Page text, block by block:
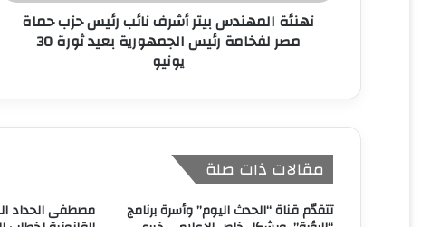
نهنئة المهندس بيتر أشرف نائب رئيس حزب حماة
مصر لفخامة رئيس الجمهورية بعيد ثورة 30
يونيو
مقالات ذات صلة
تتقدّم قناة “الحدث اليوم” وأسرة برنامج مصطفى الحداد